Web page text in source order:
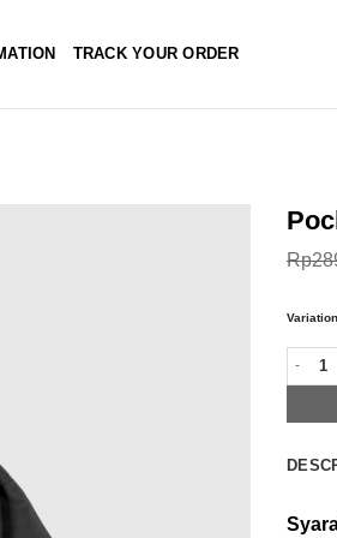
TRACK YOUR ORDER
Rp